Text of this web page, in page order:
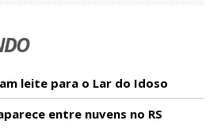
leite para o Lar do Idoso
entre nuvens no RS